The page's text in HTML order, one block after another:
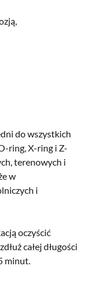
do wszystkich
ring, X-ring i Z-
terenowych i
w
i
oczyścić
całej długości
minut.